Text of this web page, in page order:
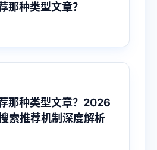
那种类型文章？
那种类型文章？2026
索推荐机制深度解析